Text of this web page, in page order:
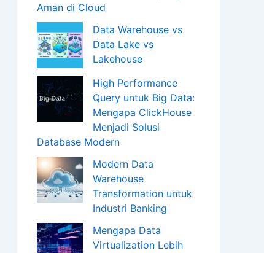
Aman di Cloud
Data Warehouse vs
Data Lake vs
Lakehouse
High Performance
Query untuk Big Data:
Mengapa ClickHouse
Menjadi Solusi
Database Modern
Modern Data
Warehouse
Transformation untuk
Industri Banking
Mengapa Data
Virtualization Lebih